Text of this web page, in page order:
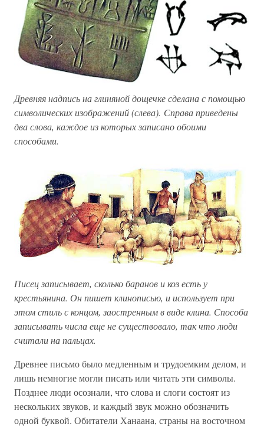
Древняя надпись на глиняной дощечке сделана с помощью
символических изображений (слева). Справа приведены
два слова, каждое из которых записано обоими
способами.
Писец записывает, сколько баранов и коз есть у
крестьянина. Он пишет клинописью, и использует при
этом стиль с концом, заостренным в виде клина. Способа
записывать числа еще не существовало, так что люди
считали на пальцах.
Древнее письмо было медленным и трудоемким делом, и
лишь немногие могли писать или читать эти символы.
Позднее люди осознали, что слова и слоги состоят из
нескольких звуков, и каждый звук можно обозначить
одной буквой. Обитатели Ханаана, страны на восточном